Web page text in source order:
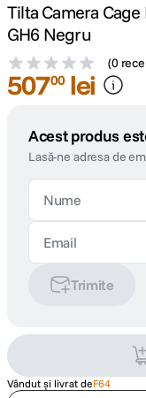
Tilta Camera
GH6 Negru
(0
50700 lei
Acest produs
Lasă-ne adresa de
Trimite
Vândut și livrat deF64